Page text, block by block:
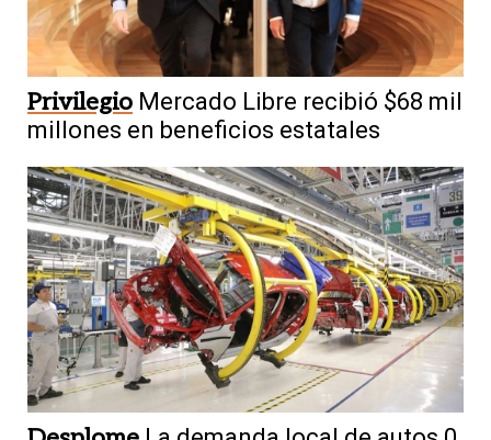
Privilegio Mercado Libre recibió $68 mil
millones en beneficios estatales